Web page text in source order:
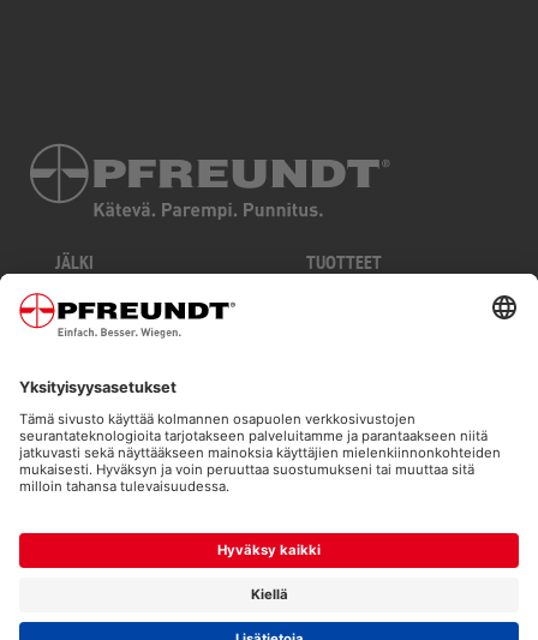
JÄLKI
EHDOT JA EDELLYTYKSET
TUOTTEET
ONLINE SHOP